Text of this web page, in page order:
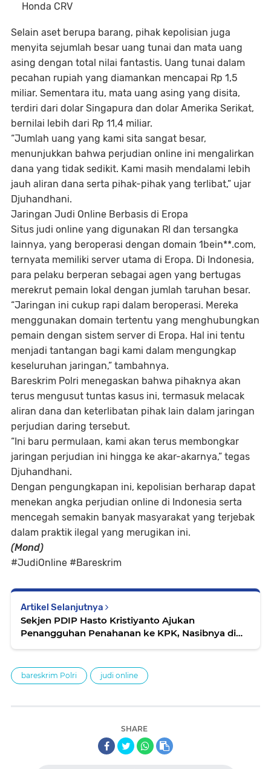
Honda CRV
Selain aset berupa barang, pihak kepolisian juga
menyita sejumlah besar uang tunai dan mata uang
asing dengan total nilai fantastis. Uang tunai dalam
pecahan rupiah yang diamankan mencapai Rp 1,5
miliar. Sementara itu, mata uang asing yang disita,
terdiri dari dolar Singapura dan dolar Amerika Serikat,
bernilai lebih dari Rp 11,4 miliar.
“Jumlah uang yang kami sita sangat besar,
menunjukkan bahwa perjudian online ini mengalirkan
dana yang tidak sedikit. Kami masih mendalami lebih
jauh aliran dana serta pihak-pihak yang terlibat,” ujar
Djuhandhani.
Jaringan Judi Online Berbasis di Eropa
Situs judi online yang digunakan RI dan tersangka
lainnya, yang beroperasi dengan domain 1bein**.com,
ternyata memiliki server utama di Eropa. Di Indonesia,
para pelaku berperan sebagai agen yang bertugas
merekrut pemain lokal dengan jumlah taruhan besar.
“Jaringan ini cukup rapi dalam beroperasi. Mereka
menggunakan domain tertentu yang menghubungkan
pemain dengan sistem server di Eropa. Hal ini tentu
menjadi tantangan bagi kami dalam mengungkap
keseluruhan jaringan,” tambahnya.
Bareskrim Polri menegaskan bahwa pihaknya akan
terus mengusut tuntas kasus ini, termasuk melacak
aliran dana dan keterlibatan pihak lain dalam jaringan
perjudian daring tersebut.
“Ini baru permulaan, kami akan terus membongkar
jaringan perjudian ini hingga ke akar-akarnya,” tegas
Djuhandhani.
Dengan pengungkapan ini, kepolisian berharap dapat
menekan angka perjudian online di Indonesia serta
mencegah semakin banyak masyarakat yang terjebak
dalam praktik ilegal yang merugikan ini.
(Mond)
#JudiOnline #Bareskrim
Artikel Selanjutnya
Sekjen PDIP Hasto Kristiyanto Ajukan
Penangguhan Penahanan ke KPK, Nasibnya di
bareskrim Polri judi online
SHARE